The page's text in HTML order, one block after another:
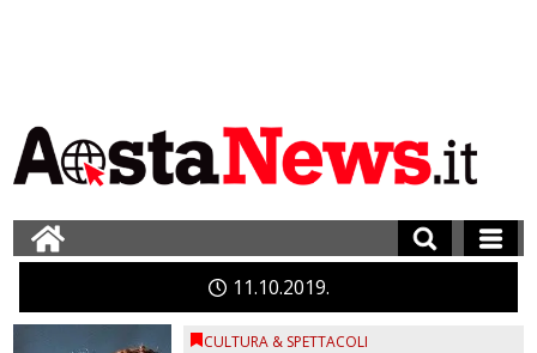
11 10 2019
CULTURA & SPETTACOLI